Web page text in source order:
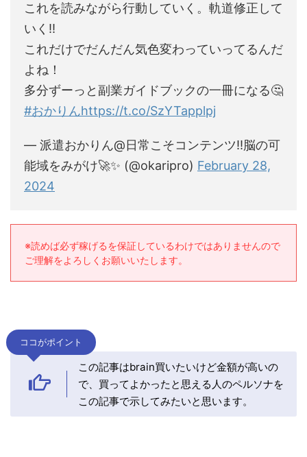
これを読みながら行動していく。軌道修正して
いく‼️
これだけでだんだん気色変わっていってるんだ
よね！
多分ずーっと副業ガイドブックの一冊になる🤔
#おかりんhttps://t.co/SzYTapplpj
— 派遣おかりん@日常こそコンテンツ‼️脳の可
能域をみがけ🚀✨ (@okaripro) February 28,
2024
※読めば必ず稼げるを保証しているわけではありませんので
ご理解をよろしくお願いいたします。
ココがポイント
この記事はbrain買いたいけど金額が高いの
で、買ってよかったと思える人のペルソナを
この記事で示してみたいと思います。